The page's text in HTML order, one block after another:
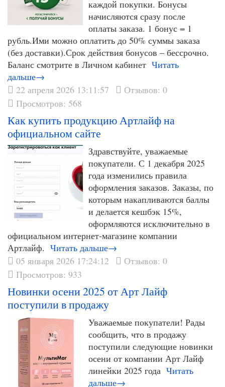
каждой покупки. Бонусы
начисляются сразу после
оплаты заказа. 1 бонус = 1
рубль.Ими можно оплатить до 50% суммы заказа
(без доставки).Срок действия бонусов – бессрочно.
Баланс смотрите в Личном кабинет Читать
дальше→
22 апреля 2026 13:11:57
Отзывов: 0
Просмотров: 568
Как купить продукцию Артлайф на
официальном сайте
Здравствуйте, уважаемые
покупатели. С 1 декабря 2025
года изменились правила
оформления заказов. Заказы, по
которым накапливаются баллы
и делается кешбэк 15%,
оформляются исключительно в
официальном интернет-магазине компании
Артлайф. Читать дальше→
05 января 2026 17:24:12
Отзывов: 0
Просмотров: 933
Новинки осени 2025 от Арт Лайф
поступили в продажу
Уважаемые покупатели! Рады
сообщить, что в продажу
поступили следующие новинки
осени от компании Арт Лайф
линейки 2025 года Читать
дальше→